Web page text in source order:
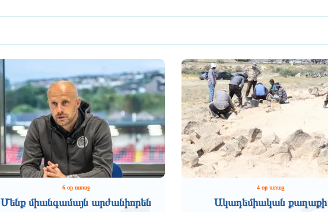
6 օր առաջ
Մենք միանգամայն արժանիորեն
4 օր առաջ
Ակադեմիական քաղաքի